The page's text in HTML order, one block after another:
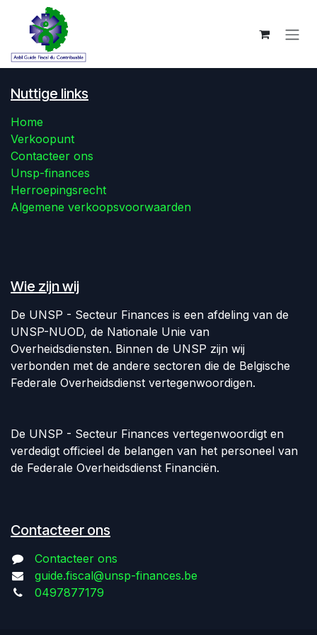
Overslaan naar inhoud
Nuttige links
Home
Verkoopunt
Contacteer ons
Unsp-finances
Herroepingsrecht
Algemene verkoopsvoorwaarden
Wie zijn wij
De UNSP - Secteur Finances is een afdeling van de
UNSP-NUOD, de Nationale Unie van
Overheidsdiensten. Binnen de UNSP zijn wij
verbonden met de andere sectoren die de Belgische
Federale Overheidsdienst vertegenwoordigen.
De UNSP - Secteur Finances vertegenwoordigt en
verdedigt officieel de belangen van het personeel van
de Federale Overheidsdienst Financiën.
Contacteer ons
Contacteer ons
guide.fiscal@unsp-finances.be
0497877179